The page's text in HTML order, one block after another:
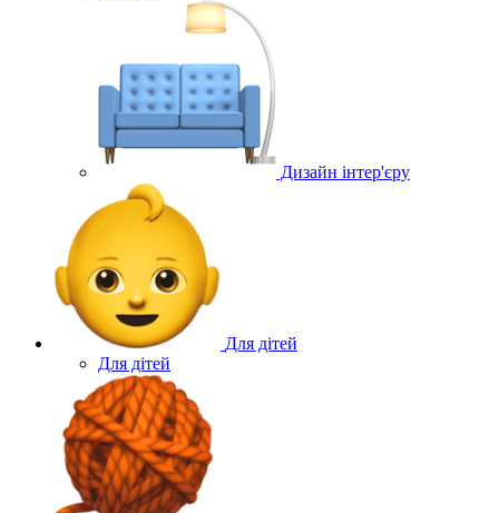
Дизайн інтер'єру
Для дітей
Для дітей